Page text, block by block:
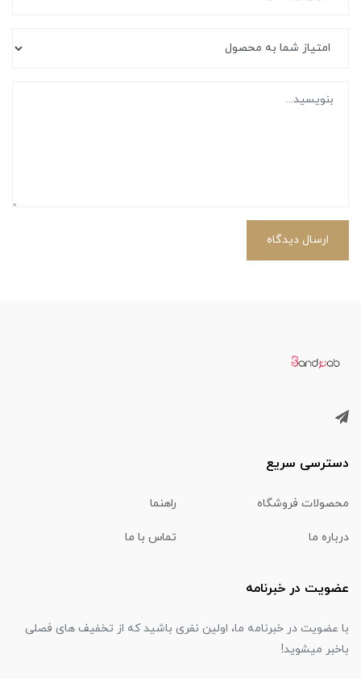
ارسال دیدگاه
دسترسی سریع
محصولات فروشگاه راهنما
درباره ما تماس با ما
عضویت در خبرنامه
با عضویت در خبرنامه ما، اولین نفری باشید که از تخفیف های فصلی
باخبر میشوید!